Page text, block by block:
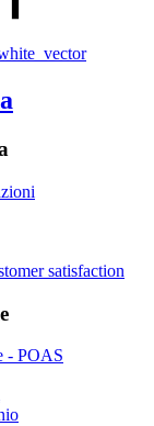
satisfaction
- POAS